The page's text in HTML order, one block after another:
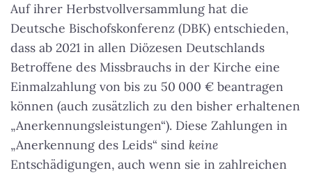
Auf ihrer Herbstvollversammlung hat die
Deutsche Bischofskonferenz (DBK) entschieden,
dass ab 2021 in allen Diözesen Deutschlands
Betroffene des Missbrauchs in der Kirche eine
Einmalzahlung von bis zu 50 000 € beantragen
können (auch zusätzlich zu den bisher erhaltenen
„Anerkennungsleistungen“). Diese Zahlungen in
„Anerkennung des Leids“ sind keine
Entschädigungen, auch wenn sie in zahlreichen